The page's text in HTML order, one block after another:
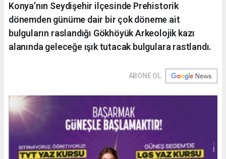
Konya’nın Seydişehir ilçesinde Prehistorik
dönemden günüme dair bir çok döneme ait
bulguların raslandığı Gökhöyük Arkeolojik kazı
alanında geleceğe ışık tutacak bulgulara rastlandı.
ABONE OL